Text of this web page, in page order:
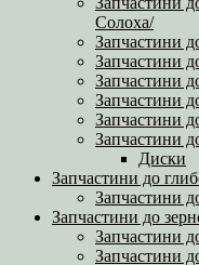
Солоха/
Запчастини
Запчастини
Запчастини
Запчастини
Запчастини
Запчастини
Диски
Запчастини до
Запчастини
Запчастини до
Запчастини
Запчастини